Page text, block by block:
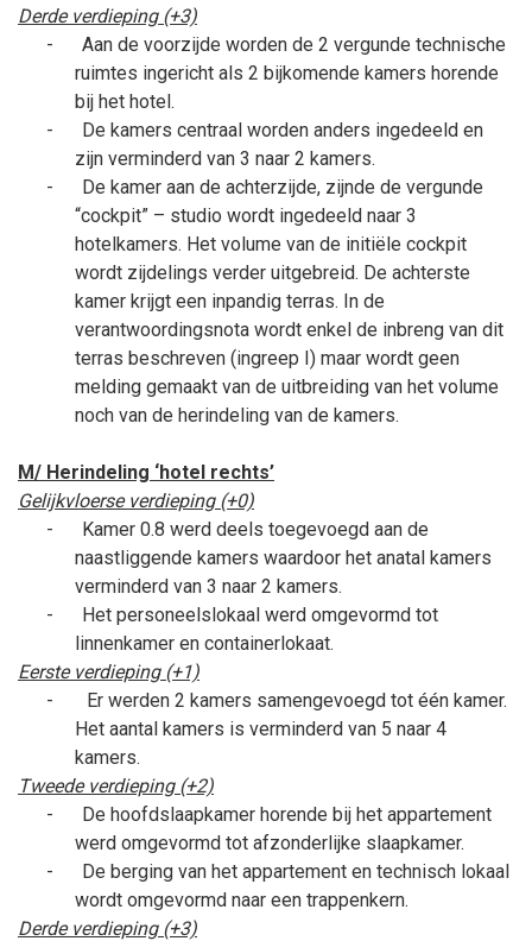
Derde verdieping (+3)
-
Aan de voorzijde worden de 2 vergunde technische
ruimtes ingericht als 2 bijkomende kamers horende
bij het hotel.
-
De kamers centraal worden anders ingedeeld en
zijn verminderd van 3 naar 2 kamers.
-
De kamer aan de achterzijde, zijnde de vergunde
“cockpit” – studio wordt ingedeeld naar 3
hotelkamers. Het volume van de initiële cockpit
wordt zijdelings verder uitgebreid. De achterste
kamer krijgt een inpandig terras. In de
verantwoordingsnota wordt enkel de inbreng van dit
terras beschreven (ingreep I) maar wordt geen
melding gemaakt van de uitbreiding van het volume
noch van de herindeling van de kamers.
M/ Herindeling ‘hotel rechts’
Gelijkvloerse verdieping (+0)
-
Kamer 0.8 werd deels toegevoegd aan de
naastliggende kamers waardoor het anatal kamers
verminderd van 3 naar 2 kamers.
-
Het personeelslokaal werd omgevormd tot
linnenkamer en containerlokaat.
Eerste verdieping (+1)
-
Er werden 2 kamers samengevoegd tot één kamer.
Het aantal kamers is verminderd van 5 naar 4
kamers.
Tweede verdieping (+2)
-
De hoofdslaapkamer horende bij het appartement
werd omgevormd tot afzonderlijke slaapkamer.
- De berging van het appartement en technisch lokaal
wordt omgevormd naar een trappenkern.
Derde verdieping (+3)